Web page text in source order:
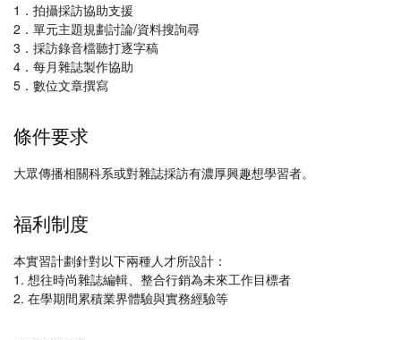
1．拍攝採訪協助支援
2．單元主題規劃討論/資料搜詢尋
3．採訪錄音檔聽打逐字稿
4．每月雜誌製作協助
5．數位文章撰寫
條件要求
大眾傳播相關科系或對雜誌採訪有濃厚興趣想學習者。
福利制度
本實習計劃針對以下兩種人才所設計：
1. 想往時尚雜誌編輯、整合行銷為未來工作目標者
2. 在學期間累積業界體驗與實務經驗等